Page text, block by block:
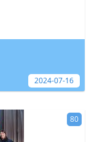
2024-07-16
80